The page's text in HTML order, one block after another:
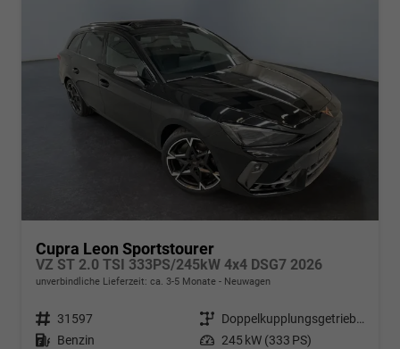
Cupra Leon Sportstourer
VZ ST 2.0 TSI 333PS/245kW 4x4 DSG7 2026
unverbindliche Lieferzeit: ca. 3-5 Monate Neuwagen
Fahrzeugnr. 31597 Getriebe
Doppelkupplungsgetriebe (DSG)
Kraftstoff Benzin Leistung 245 kW (333 PS)